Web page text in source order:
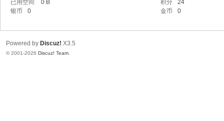
已用空间
0 B 积分
24
银币
0 金币 0
Powered by Discuz! X3.5
© 2001-2026 Discuz! Team